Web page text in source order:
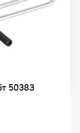
50383